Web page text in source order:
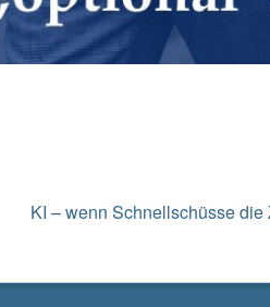
NextKI – wenn Schnellschüsse die